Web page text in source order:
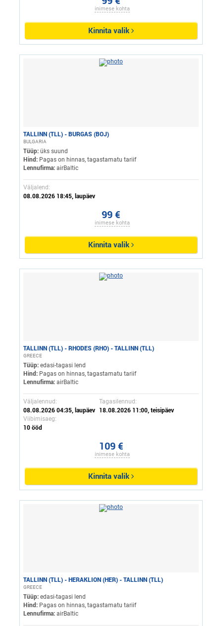
inimese kohta
Kinnita valik
TALLINN (TLL) - BURGAS (BOJ)
BULGARIA
Tüüp: üks suund
Hind: Pagas on hinnas, tagastamatu tariif
Lennufirma: airBaltic
Väljalend:
08.08.2026 18:45, laupäev
99 €
inimese kohta
Kinnita valik
TALLINN (TLL) - RHODES (RHO) - TALLINN (TLL)
GREECE
Tüüp: edasi-tagasi lend
Hind: Pagas on hinnas, tagastamatu tariif
Lennufirma: airBaltic
Väljalennud:
08.08.2026 04:35, laupäev
Tagasilennud:
18.08.2026 11:00, teisipäev
Viibimisaeg:
10 ööd
109 €
inimese kohta
Kinnita valik
TALLINN (TLL) - HERAKLION (HER) - TALLINN (TLL)
GREECE
Tüüp: edasi-tagasi lend
Hind: Pagas on hinnas, tagastamatu tariif
Lennufirma: airBaltic